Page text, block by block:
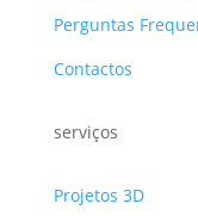
Perguntas
Contactos
serviços
Projetos 3D